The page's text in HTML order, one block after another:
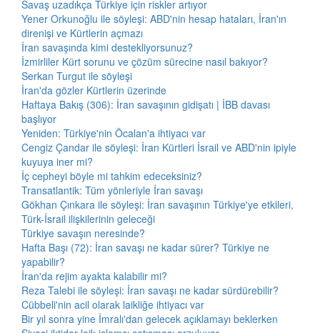
Savaş uzadıkça Türkiye için riskler artıyor
Yener Orkunoğlu ile söyleşi: ABD'nin hesap hataları, İran'ın
direnişi ve Kürtlerin açmazı
İran savaşında kimi destekliyorsunuz?
İzmirliler Kürt sorunu ve çözüm sürecine nasıl bakıyor?
Serkan Turgut ile söyleşi
İran'da gözler Kürtlerin üzerinde
Haftaya Bakış (306): İran savaşının gidişatı | İBB davası
başlıyor
Yeniden: Türkiye'nin Öcalan'a ihtiyacı var
Cengiz Çandar ile söyleşi: İran Kürtleri İsrail ve ABD'nin ipiyle
kuyuya iner mi?
İç cepheyi böyle mi tahkim edeceksiniz?
Transatlantik: Tüm yönleriyle İran savaşı
Gökhan Çınkara ile söyleşi: İran savaşının Türkiye'ye etkileri,
Türk-İsrail ilişkilerinin geleceği
Türkiye savaşın neresinde?
Hafta Başı (72): İran savaşı ne kadar sürer? Türkiye ne
yapabilir?
İran'da rejim ayakta kalabilir mi?
Reza Talebi ile söyleşi: İran savaşı ne kadar sürdürebilir?
Cübbeli'nin acil olarak laikliğe ihtiyacı var
Bir yıl sonra yine İmralı'dan gelecek açıklamayı beklerken